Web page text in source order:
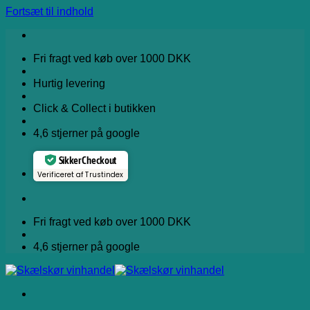
Fortsæt til indhold
Fri fragt ved køb over 1000 DKK
Hurtig levering
Click & Collect i butikken
4,6 stjerner på google
Sikker Checkout
Verificeret af Trustindex
Fri fragt ved køb over 1000 DKK
4,6 stjerner på google